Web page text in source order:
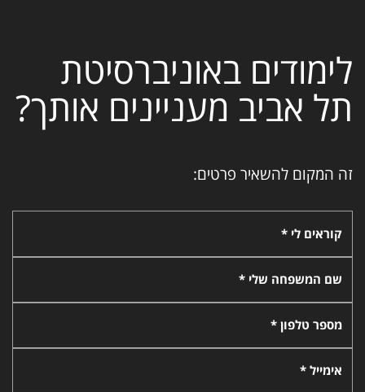
לימודים באוניברסיטת
תל אביב מעניינים אותך?
זה המקום להשאיר פרטים:
קוראים לי *
שם המשפחה שלי *
מספר טלפון *
אימייל *